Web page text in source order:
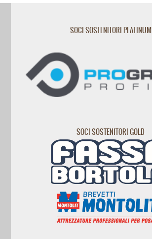
SOCI SOSTENITORI PLATINUM
SOCI SOSTENITORI GOLD